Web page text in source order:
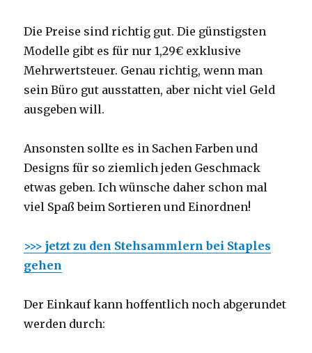
Die Preise sind richtig gut. Die günstigsten
Modelle gibt es für nur 1,29€ exklusive
Mehrwertsteuer. Genau richtig, wenn man
sein Büro gut ausstatten, aber nicht viel Geld
ausgeben will.
Ansonsten sollte es in Sachen Farben und
Designs für so ziemlich jeden Geschmack
etwas geben. Ich wünsche daher schon mal
viel Spaß beim Sortieren und Einordnen!
>>> jetzt zu den Stehsammlern bei Staples
gehen
Der Einkauf kann hoffentlich noch abgerundet
werden durch: